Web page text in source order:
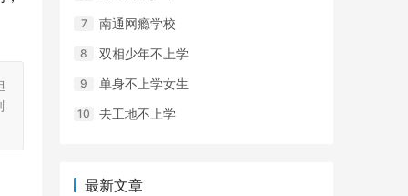
南通网瘾学校
双相少年不上学
单身不上学女生
去工地不上学
最新文章